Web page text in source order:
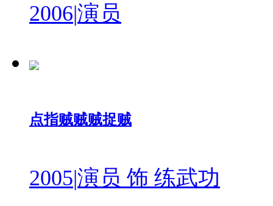
2006|演员
点指贼贼贼捉贼
2005|演员 饰 练武功